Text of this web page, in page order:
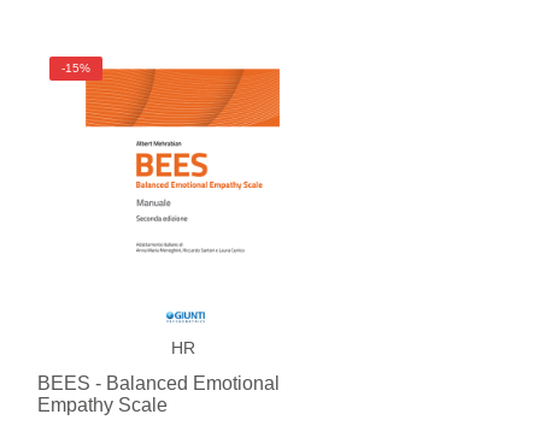
HR
-15%
BEES - Balanced Emotional
Empathy Scale